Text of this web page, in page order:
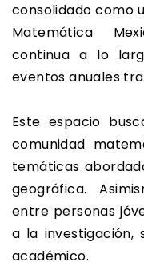
consolidado como
Matemática
continua a lo
eventos anuales
Este espacio
comunidad
temáticas
geográfica.
entre personas
a la investigación,
académico.